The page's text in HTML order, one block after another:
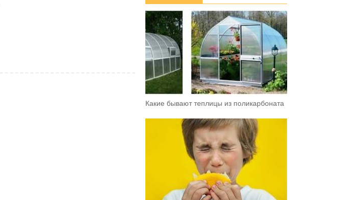
Какие бывают теплицы из поликарбоната